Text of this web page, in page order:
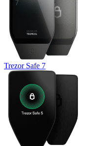
Trezor Safe 7